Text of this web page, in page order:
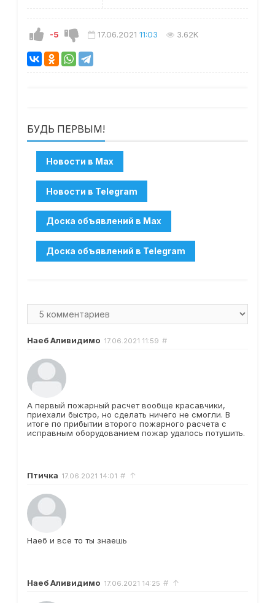
-5 17.06.2021 11:03 3.62K
БУДЬ ПЕРВЫМ!
Наеб Аливидимо 17.06.2021 11:59 #
А первый пожарный расчет вообще красавчики,
приехали быстро, но сделать ничего не смогли. В
итоге по прибытии второго пожарного расчета с
исправным оборудованием пожар удалось потушить.
Птичка 17.06.2021 14:01 # ↑
Наеб и все то ты знаешь
Наеб Аливидимо 17.06.2021 14:25 # ↑